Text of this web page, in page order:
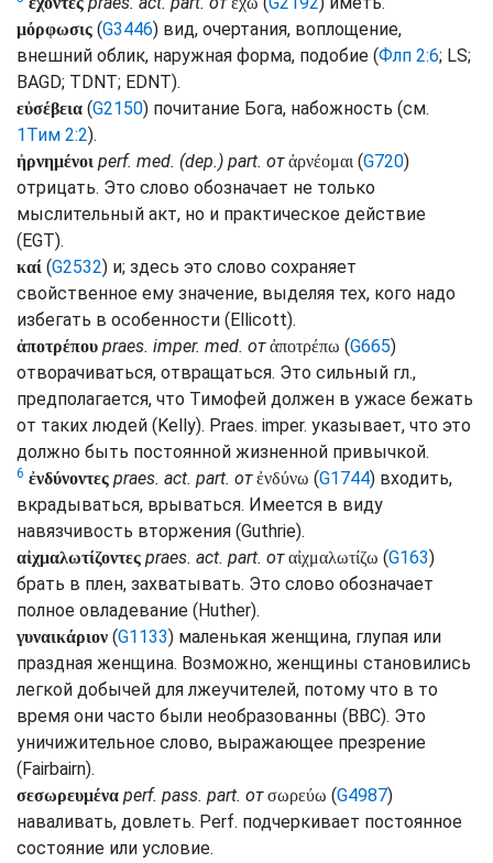
μόρφωσις (G3446) вид, очертания, воплощение,
внешний облик, наружная форма, подобие (Флп 2:6; LS;
BAGD; TDNT; EDNT).
εὐσέβεια (G2150) почитание Бога, набожность (см.
1Тим 2:2).
ἠρνημένοι perf. med. (dep.) part. от ἀρνέομαι(G720)
отрицать. Это слово обозначает не только
мыслительный акт, но и практическое действие
(EGT).
καί (G2532) и; здесь это слово сохраняет
свойственное ему значение, выделяя тех, кого надо
избегать в особенности (Ellicott).
ἀποτρέπου praes. imper. med. от ἀποτρέπω (G665)
отворачиваться, отвращаться. Это сильный гл.,
предполагается, что Тимофей должен в ужасе бежать
от таких людей (Kelly). Praes. imper. указывает, что это
должно быть постоянной жизненной привычкой.
6 ἐνδύνοντες praes. act. part. от ἐνδύνω (G1744) входить,
вкрадываться, врываться. Имеется в виду
навязчивость вторжения (Guthrie).
αἰχμαλωτίζοντες praes. act. part. от αἰχμαλωτίζω (G163)
брать в плен, захватывать. Это слово обозначает
полное овладевание (Huther).
γυναικάριον (G1133) маленькая женщина, глупая или
праздная женщина. Возможно, женщины становились
легкой добычей для лжеучителей, потому что в то
время они часто были необразованны (BBC). Это
уничижительное слово, выражающее презрение
(Fairbairn).
σεσωρευμένα perf. pass. part. от σωρεύω (G4987)
наваливать, довлеть. Perf. подчеркивает постоянное
состояние или условие.